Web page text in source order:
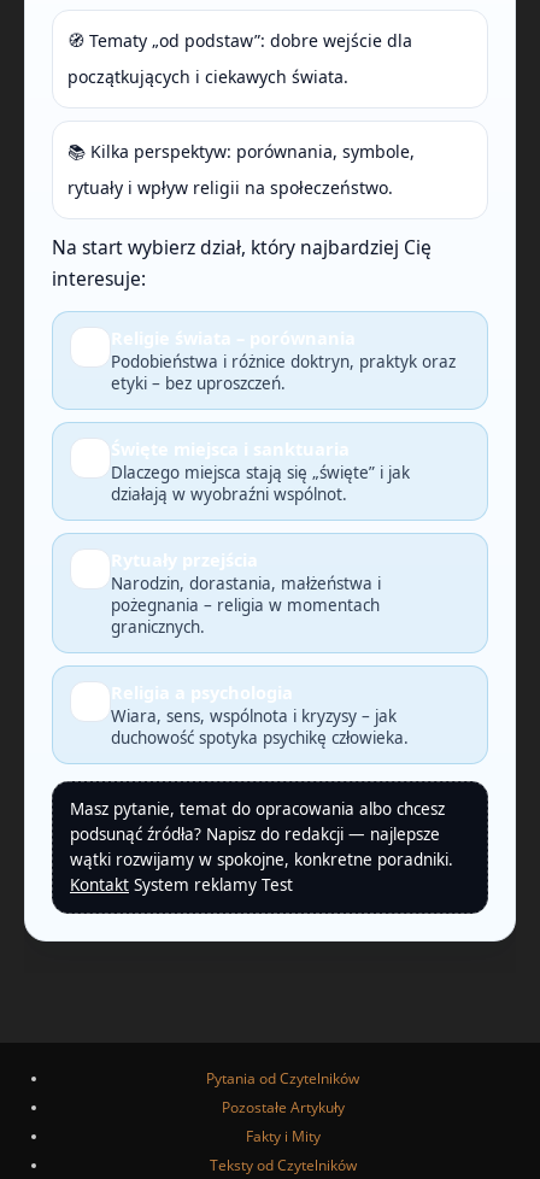
🧭 Tematy „od podstaw”: dobre wejście dla
początkujących i ciekawych świata.
📚 Kilka perspektyw: porównania, symbole,
rytuały i wpływ religii na społeczeństwo.
Na start wybierz dział, który najbardziej Cię
interesuje:
Religie świata – porównania
Podobieństwa i różnice doktryn, praktyk oraz
etyki – bez uproszczeń.
Święte miejsca i sanktuaria
Dlaczego miejsca stają się „święte” i jak
działają w wyobraźni wspólnot.
Rytuały przejścia
Narodzin, dorastania, małżeństwa i
pożegnania – religia w momentach
granicznych.
Religia a psychologia
Wiara, sens, wspólnota i kryzysy – jak
duchowość spotyka psychikę człowieka.
Masz pytanie, temat do opracowania albo chcesz
podsunąć źródła? Napisz do redakcji — najlepsze
wątki rozwijamy w spokojne, konkretne poradniki.
Kontakt System reklamy Test
Pytania od Czytelników
Pozostałe Artykuły
Fakty i Mity
Teksty od Czytelników